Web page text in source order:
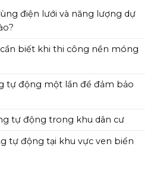
điện lưới và năng lượng dự
biết khi thi công nền móng
tự động một lần để đảm bảo
tự động trong khu dân cư
tự động tại khu vực ven biển